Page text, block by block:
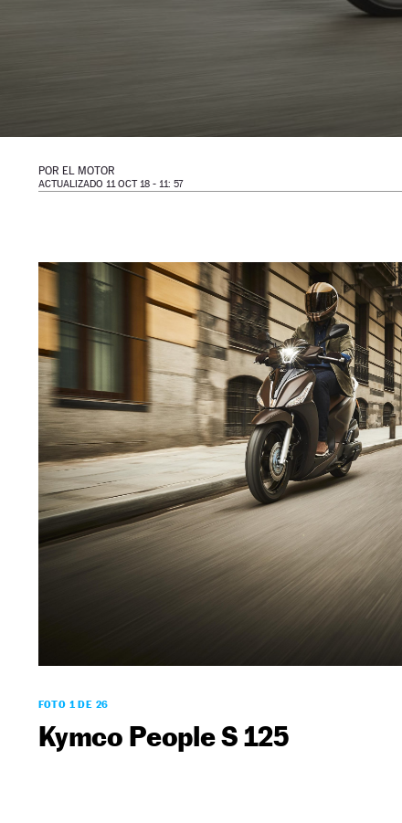
POR EL MOTOR
ACTUALIZADO 11 OCT 18 - 11: 57
FOTO 1 DE 26
Kymco People S 125